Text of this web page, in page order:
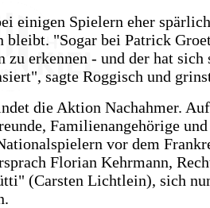
einigen Spielern eher
bleibt. "Sogar bei Patrick
zu erkennen - und der hat sich
sagte Roggisch und
die Aktion Nachahmer.
Familienangehörige und
vor dem
Florian Kehrmann,
(Carsten Lichtlein), sich